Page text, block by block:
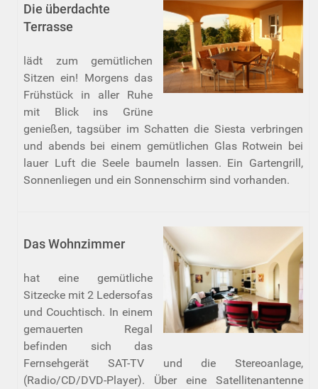
Die überdachte
Terrasse
lädt zum gemütlichen
Sitzen ein! Morgens das
Frühstück in aller Ruhe
mit Blick ins Grüne
genießen, tagsüber im Schatten die Siesta verbringen
und abends bei einem gemütlichen Glas Rotwein bei
lauer Luft die Seele baumeln lassen. Ein Gartengrill,
Sonnenliegen und ein Sonnenschirm sind vorhanden.
Das Wohnzimmer
hat eine gemütliche
Sitzecke mit 2 Ledersofas
und Couchtisch. In einem
gemauerten Regal
befinden sich das
Fernsehgerät SAT-TV und die Stereoanlage,
(Radio/CD/DVD-Player). Über eine Satellitenantenne